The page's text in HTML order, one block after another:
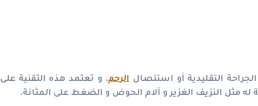
التقليدية أو استئصالالرحم. و تعتمد هذه التقنية على
مثل النزيف الغزير و آلام الحوض و الضغط على المثانة.